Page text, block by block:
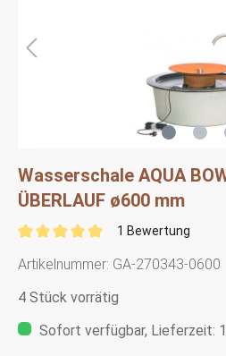
Wasserschale AQUA
ÜBERLAUF ø600 mm
1 Bewertung
Artikelnummer: GA-270343-0600
4 Stück vorrätig
Sofort verfügbar, Lieferzeit: